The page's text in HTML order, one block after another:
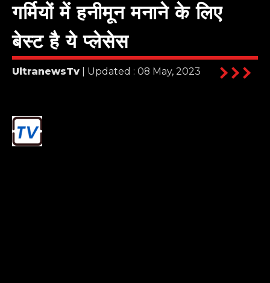
गर्मियों में हनीमून मनाने के लिए
बेस्ट है ये प्लेसेस
UltranewsTv | Updated : 08 May, 2023